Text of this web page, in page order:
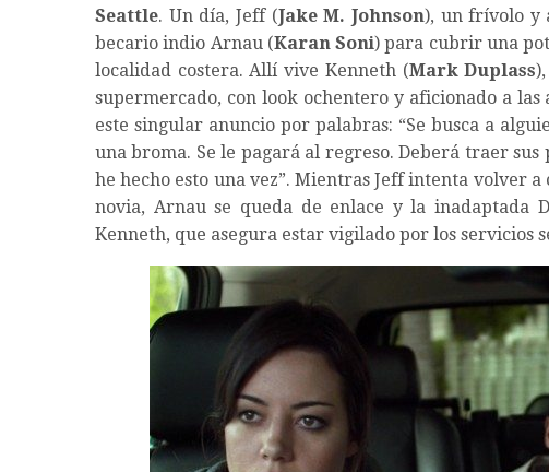
Seattle. Un día, Jeff (Jake M. Johnson), un frívolo y
becario indio Arnau (Karan Soni) para cubrir una
localidad costera. Allí vive Kenneth (Mark Duplass
supermercado, con look ochentero y aficionado a
este singular anuncio por palabras: “Se busca a
una broma. Se le pagará al regreso. Deberá traer
he hecho esto una vez”. Mientras Jeff intenta volver
novia, Arnau se queda de enlace y la inadaptada
Kenneth, que asegura estar vigilado por los servicios